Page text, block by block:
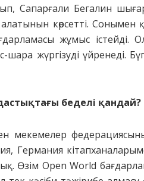
Сапарғали Бегалин
көрсетті. Сонымен
жұмыс істейді.
шара жүргізуді үйренеді.
беде­лі қандай?
мекемелер
Германия
Өзім Open World